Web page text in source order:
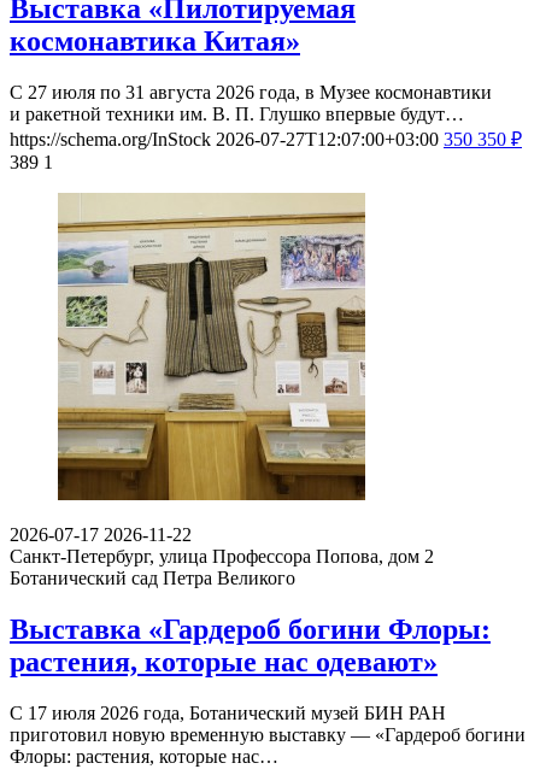
Выставка «Пилотируемая
космонавтика Китая»
С 27 июля по 31 августа 2026 года, в Музее космонавтики
и ракетной техники им. В. П. Глушко впервые будут…
https://schema.org/InStock 2026-07-27T12:07:00+03:00 350 350 ₽
389 1
2026-07-17 2026-11-22
Санкт-Петербург, улица Профессора Попова, дом 2
Ботанический сад Петра Великого
Выставка «Гардероб богини Флоры:
растения, которые нас одевают»
С 17 июля 2026 года, Ботанический музей БИН РАН
приготовил новую временную выставку — «Гардероб богини
Флоры: растения, которые нас…